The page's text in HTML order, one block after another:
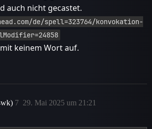
auch nicht gecastet.
de/spell=323764/konvokation-
keinem Wort auf.
29. Mai 2025 um 21:21
7